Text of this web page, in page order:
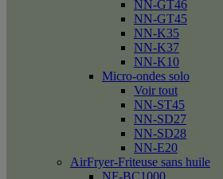
NN-GT46
NN-GT45
NN-K35
NN-K37
NN-K10
Micro-ondes solo
Voir tout
NN-ST45
NN-SD27
NN-SD28
NN-E20
AirFryer-Friteuse sans huile
NF-BC1000